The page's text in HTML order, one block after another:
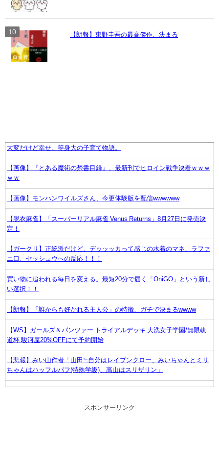
【朗報】東野圭吾の最高傑作、決まる
大変だけど幸せ。等身大の子育て物語。
【画像】『とある魔術の禁書目録』、最新刊でヒロイン戦争決着ｗｗｗ
ｗｗ
【画像】モンハンワイルズさん、今更体験版を配信wwwwww
【脱衣麻雀】「スーパーリアル麻雀 Venus Returns」8月27日に発売決
定！
【ガークリ】正統派だけど、デッッッカって感じの水着のマネ、ラファ
エ口、セッシュウへの反応！！！
買い物に追われる毎日を変える。最短20分で届く「OniGO」という新し
い選択！！
【朗報】「誰からも好かれる主人公」の特徴、ガチで決まるwwww
【WS】ガールズ＆パンツァー トライアルデッキ 大洗女子学園/無限軌
道杯 駿河屋20%OFFにて予約開始
【悲報】みい山作者「山田≒自分はレイブンクロー、みいちゃんとミリ
ちゃんはハッフルパフ(特殊学級)、高山はスリザリン」
スポンサーリンク